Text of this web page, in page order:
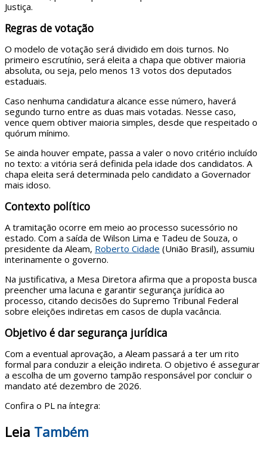
Justiça.
Regras de votação
O modelo de votação será dividido em dois turnos. No
primeiro escrutínio, será eleita a chapa que obtiver maioria
absoluta, ou seja, pelo menos 13 votos dos deputados
estaduais.
Caso nenhuma candidatura alcance esse número, haverá
segundo turno entre as duas mais votadas. Nesse caso,
vence quem obtiver maioria simples, desde que respeitado o
quórum mínimo.
Se ainda houver empate, passa a valer o novo critério incluído
no texto: a vitória será definida pela idade dos candidatos. A
chapa eleita será determinada pelo candidato a Governador
mais idoso.
Contexto político
A tramitação ocorre em meio ao processo sucessório no
estado. Com a saída de Wilson Lima e Tadeu de Souza, o
presidente da Aleam, Roberto Cidade (União Brasil), assumiu
interinamente o governo.
Na justificativa, a Mesa Diretora afirma que a proposta busca
preencher uma lacuna e garantir segurança jurídica ao
processo, citando decisões do Supremo Tribunal Federal
sobre eleições indiretas em casos de dupla vacância.
Objetivo é dar segurança jurídica
Com a eventual aprovação, a Aleam passará a ter um rito
formal para conduzir a eleição indireta. O objetivo é assegurar
a escolha de um governo tampão responsável por concluir o
mandato até dezembro de 2026.
Confira o PL na íntegra:
Leia Também